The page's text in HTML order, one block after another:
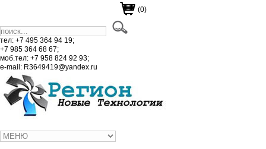
(0)
тел: +7 495 364 94 19;
+7 985 364 68 67;
моб.тел: +7 958 824 92 93;
e-mail: R3649419@yandex.ru